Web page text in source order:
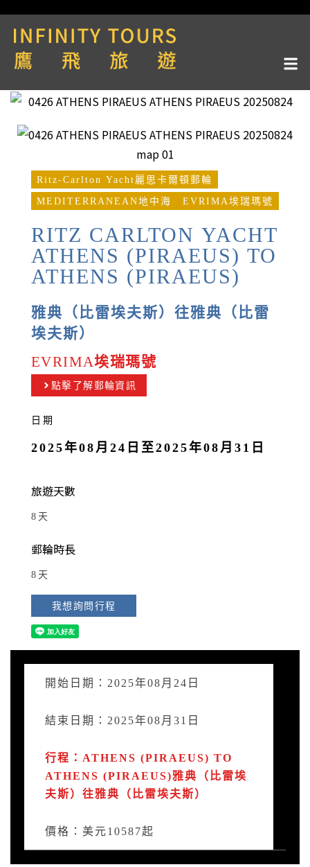
Ritz-Carlton Yacht麗思卡爾頓郵輪
MEDITERRANEAN地中海
EVRIMA埃瑞瑪號
RITZ CARLTON YACHT
ATHENS (PIRAEUS) TO
ATHENS (PIRAEUS)
雅典（比雷埃夫斯）往雅典（比雷
埃夫斯）
EVRIMA埃瑞瑪號
點擊了解郵輪資訊
日期
2025年08月24日至2025年08月31日
旅遊天數
8天
郵輪時長
8天
我想詢問行程
開始日期：2025年08月24日
結束日期：2025年08月31日
行程：ATHENS (PIRAEUS) TO
ATHENS (PIRAEUS)雅典（比雷埃
夫斯）往雅典（比雷埃夫斯）
價格：美元10587起